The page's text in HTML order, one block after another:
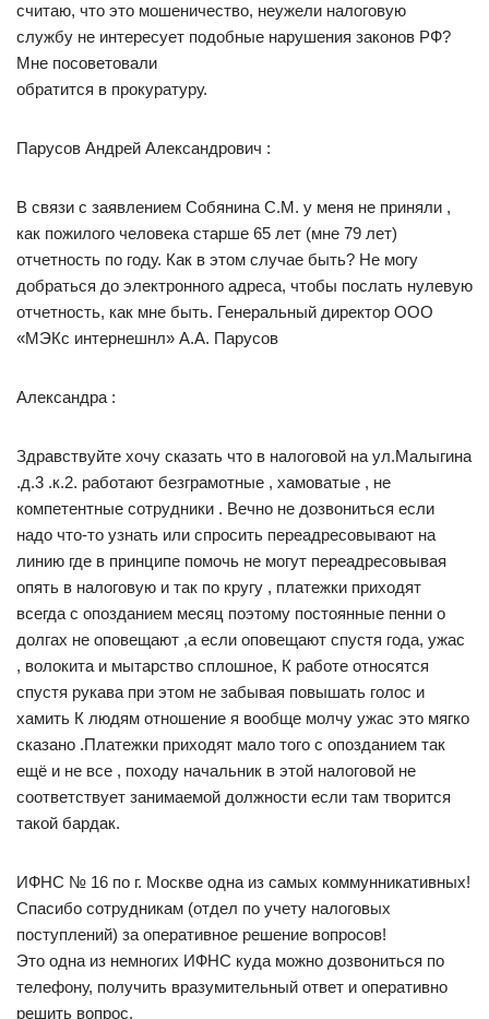
считаю, что это мошеничество, неужели налоговую
службу не интересует подобные нарушения законов РФ?
Мне посоветовали
обратится в прокуратуру.
Парусов Андрей Александрович :
В связи с заявлением Собянина С.М. у меня не приняли ,
как пожилого человека старше 65 лет (мне 79 лет)
отчетность по году. Как в этом случае быть? Не могу
добраться до электронного адреса, чтобы послать нулевую
отчетность, как мне быть. Генеральный директор ООО
«МЭКс интернешнл» А.А. Парусов
Александра :
Здравствуйте хочу сказать что в налоговой на ул.Малыгина
.д.3 .к.2. работают безграмотные , хамоватые , не
компетентные сотрудники . Вечно не дозвониться если
надо что-то узнать или спросить переадресовывают на
линию где в принципе помочь не могут переадресовывая
опять в налоговую и так по кругу , платежки приходят
всегда с опозданием месяц поэтому постоянные пенни о
долгах не оповещают ,а если оповещают спустя года, ужас
, волокита и мытарство сплошное, К работе относятся
спустя рукава при этом не забывая повышать голос и
хамить К людям отношение я вообще молчу ужас это мягко
сказано .Платежки приходят мало того с опозданием так
ещё и не все , походу начальник в этой налоговой не
соответствует занимаемой должности если там творится
такой бардак.
ИФНС № 16 по г. Москве одна из самых коммунникативных!
Спасибо сотрудникам (отдел по учету налоговых
поступлений) за оперативное решение вопросов!
Это одна из немногих ИФНС куда можно дозвониться по
телефону, получить вразумительный ответ и оперативно
решить вопрос.